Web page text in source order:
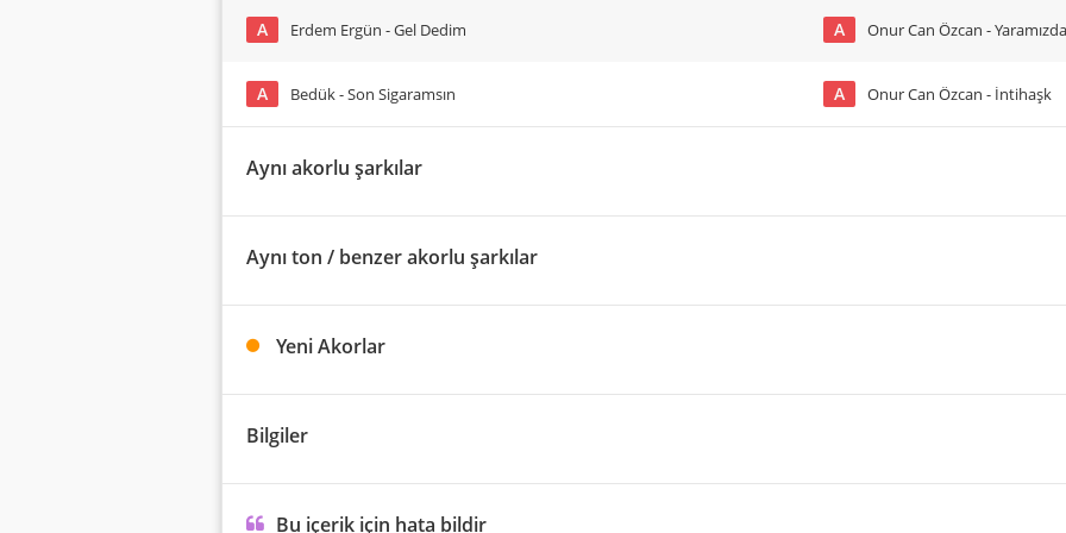
A Erdem Ergün - Gel Dedim
A Bedük - Son Sigaramsın
A Onur Can Özcan -
A Onur Can Özcan - İntihaşk
Aynı akorlu şarkılar
Aynı ton / benzer akorlu şarkılar
Yeni Akorlar
Bilgiler
Bu içerik için hata bildir